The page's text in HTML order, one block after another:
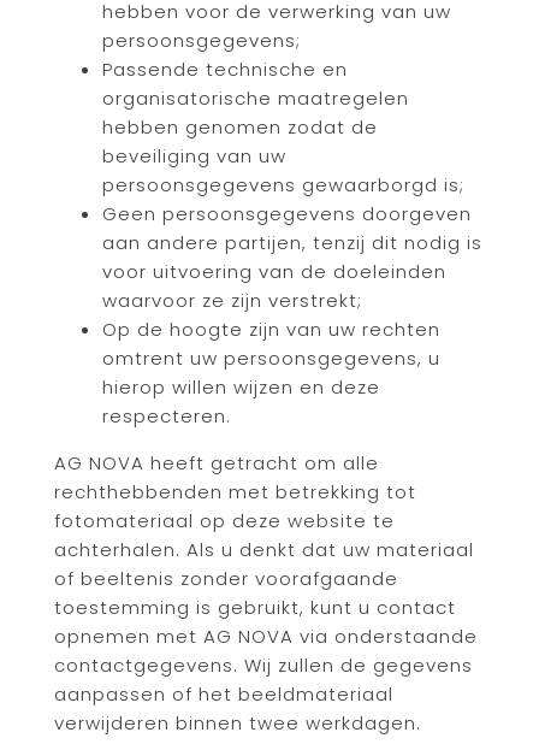
hebben voor de verwerking van uw
persoonsgegevens;
Passende technische en
organisatorische maatregelen
hebben genomen zodat de
beveiliging van uw
persoonsgegevens gewaarborgd is;
Geen persoonsgegevens doorgeven
aan andere partijen, tenzij dit nodig is
voor uitvoering van de doeleinden
waarvoor ze zijn verstrekt;
Op de hoogte zijn van uw rechten
omtrent uw persoonsgegevens, u
hierop willen wijzen en deze
respecteren.
AG NOVA heeft getracht om alle
rechthebbenden met betrekking tot
fotomateriaal op deze website te
achterhalen. Als u denkt dat uw materiaal
of beeltenis zonder voorafgaande
toestemming is gebruikt, kunt u contact
opnemen met AG NOVA via onderstaande
contactgegevens. Wij zullen de gegevens
aanpassen of het beeldmateriaal
verwijderen binnen twee werkdagen.